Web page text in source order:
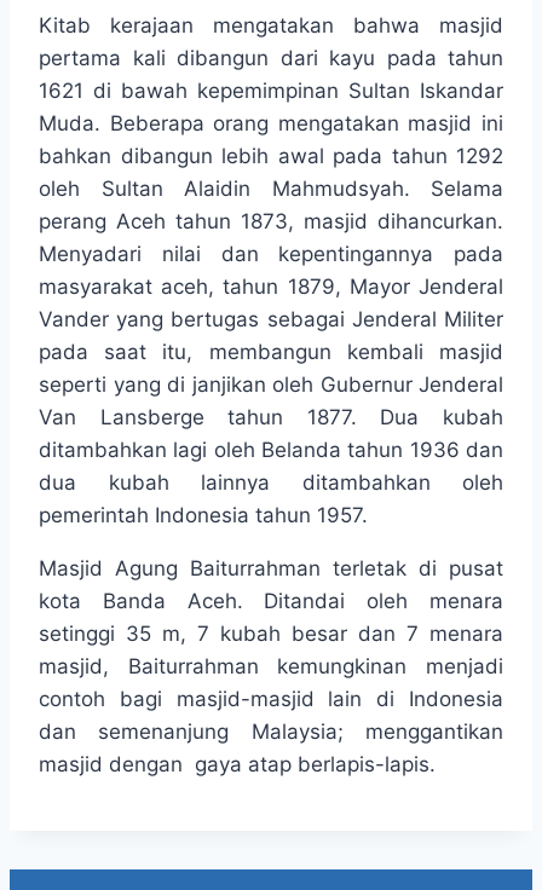
Kitab kerajaan mengatakan bahwa masjid
pertama kali dibangun dari kayu pada tahun
1621 di bawah kepemimpinan Sultan Iskandar
Muda. Beberapa orang mengatakan masjid ini
bahkan dibangun lebih awal pada tahun 1292
oleh Sultan Alaidin Mahmudsyah. Selama
perang Aceh tahun 1873, masjid dihancurkan.
Menyadari nilai dan kepentingannya pada
masyarakat aceh, tahun 1879, Mayor Jenderal
Vander yang bertugas sebagai Jenderal Militer
pada saat itu, membangun kembali masjid
seperti yang di janjikan oleh Gubernur Jenderal
Van Lansberge tahun 1877. Dua kubah
ditambahkan lagi oleh Belanda tahun 1936 dan
dua kubah lainnya ditambahkan oleh
pemerintah Indonesia tahun 1957.
Masjid Agung Baiturrahman terletak di pusat
kota Banda Aceh. Ditandai oleh menara
setinggi 35 m, 7 kubah besar dan 7 menara
masjid, Baiturrahman kemungkinan menjadi
contoh bagi masjid-masjid lain di Indonesia
dan semenanjung Malaysia; menggantikan
masjid dengan gaya atap berlapis-lapis.